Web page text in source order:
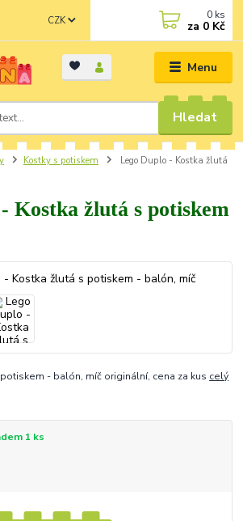
Menu
CZK
Hledat
0 ks
za 0 Kč
Kostky s potiskem
Lego Duplo - Kostka žlutá
Kostka žlutá s potiskem
- balón, míč originální, cena za kus celý
1 ks